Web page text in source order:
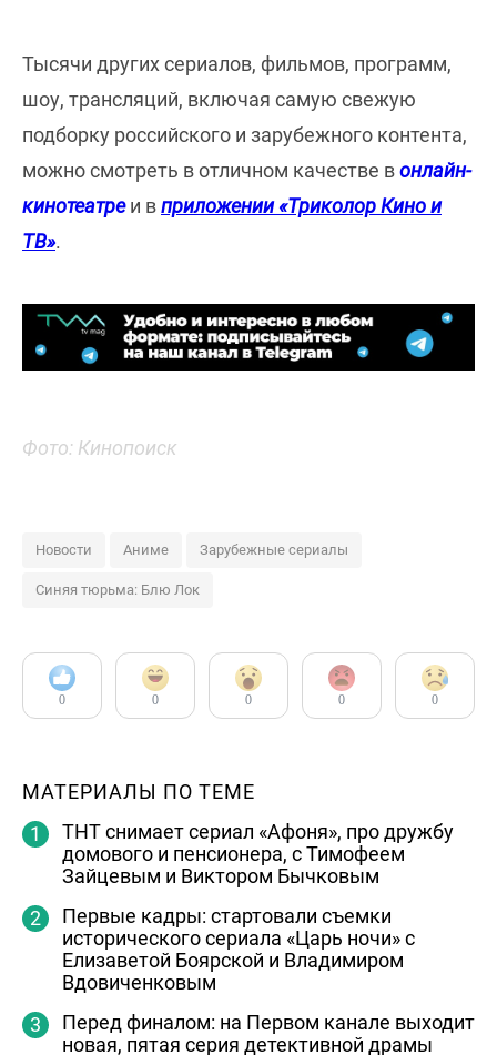
Тысячи других сериалов, фильмов, программ,
шоу, трансляций, включая самую свежую
подборку российского и зарубежного контента,
можно смотреть в отличном качестве вонлайн-
кинотеатреи вприложении «Триколор Кино и
ТВ».
Фото: Кинопоиск
Новости Аниме Зарубежные сериалы
Синяя тюрьма: Блю Лок
0 0 0 0 0
МАТЕРИАЛЫ ПО ТЕМЕ
ТНТ снимает сериал «Афоня», про дружбу
домового и пенсионера, с Тимофеем
Зайцевым и Виктором Бычковым
Первые кадры: стартовали съемки
исторического сериала «Царь ночи» с
Елизаветой Боярской и Владимиром
Вдовиченковым
Перед финалом: на Первом канале выходит
новая, пятая серия детективной драмы